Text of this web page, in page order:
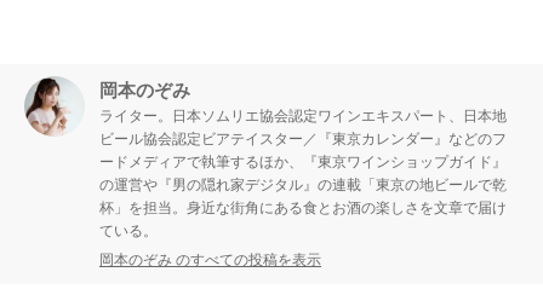
岡本のぞみ
ライター。日本ソムリエ協会認定ワインエキスパート、日本地
ビール協会認定ビアテイスター／『東京カレンダー』などのフ
ードメディアで執筆するほか、『東京ワインショップガイド』
の運営や『男の隠れ家デジタル』の連載「東京の地ビールで乾
杯」を担当。身近な街角にある食とお酒の楽しさを文章で届け
ている。
岡本のぞみ のすべての投稿を表示